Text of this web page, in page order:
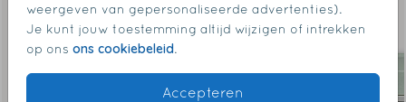
weergeven van gepersonaliseerde advertenties).
Je kunt jouw toestemming altijd wijzigen of intrekken
op ons ons cookiebeleid.
Accepteren